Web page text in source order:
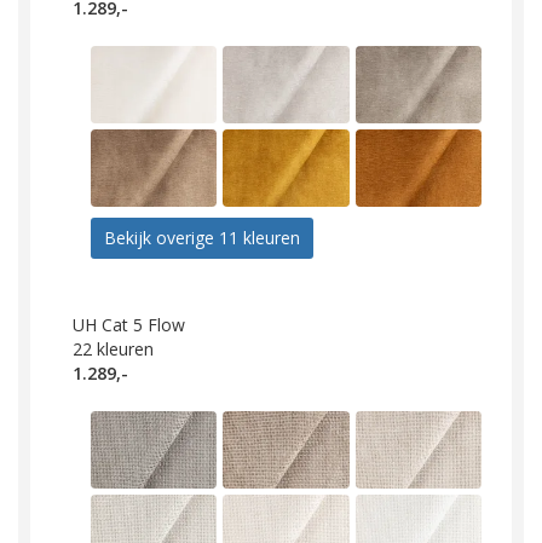
1.289,-
Bekijk overige 11 kleuren
UH Cat 5 Flow
22 kleuren
1.289,-